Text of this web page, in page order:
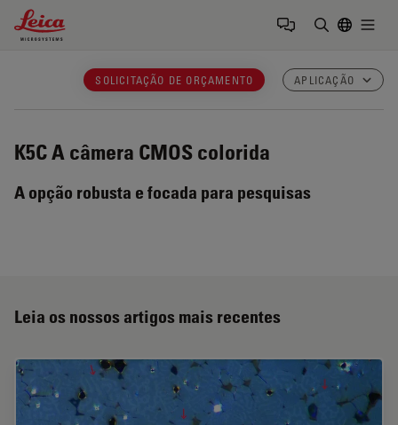
Leica Microsystems Logo
SOLICITAÇÃO DE ORÇAMENTO APLICAÇÃO
K5CA câmera CMOS colorida
A opção robusta e focada para pesquisas
Leia os nossos artigos mais recentes